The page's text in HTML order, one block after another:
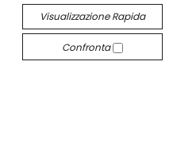
Visualizzazione Rapida
Confronta